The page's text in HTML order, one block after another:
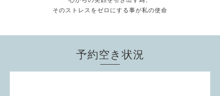
そのストレスをゼロにする事が私の使命
予約空き状況